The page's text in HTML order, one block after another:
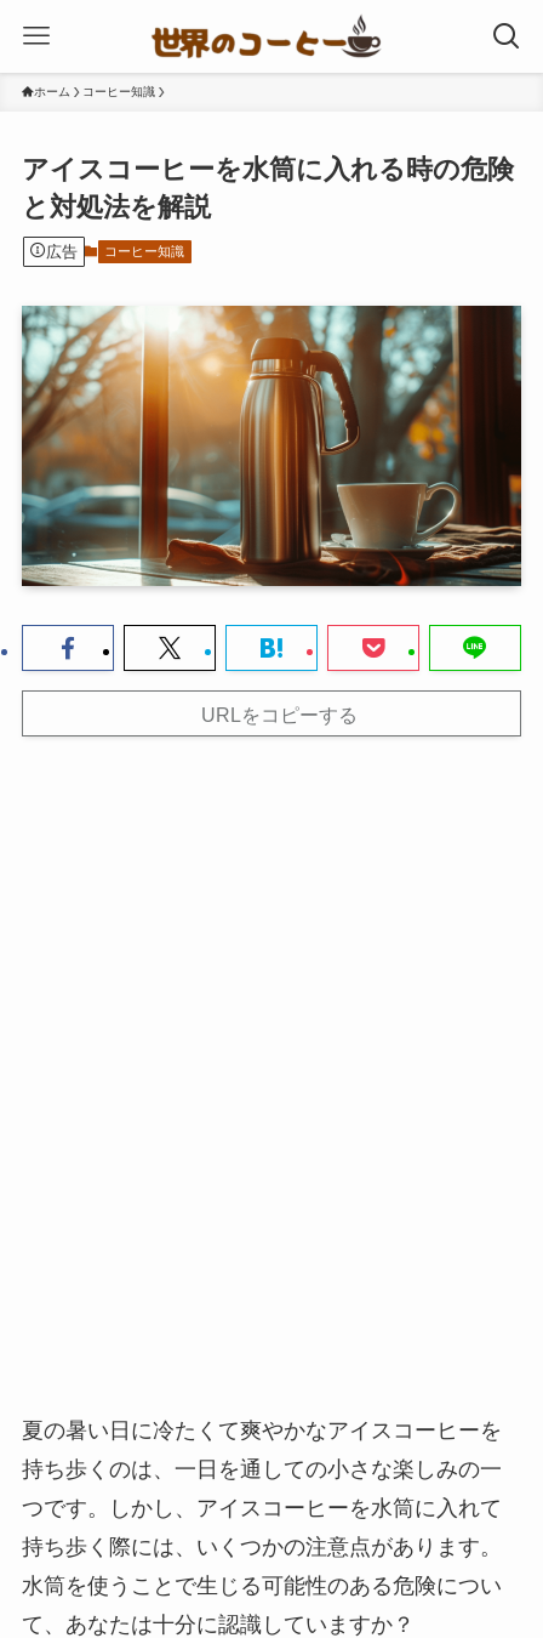
ホーム コーヒー知識
アイスコーヒーを水筒に入れる時の危険
と対処法を解説
広告 コーヒー知識
URLをコピーする
夏の暑い日に冷たくて爽やかなアイスコーヒーを
持ち歩くのは、一日を通しての小さな楽しみの一
つです。しかし、アイスコーヒーを水筒に入れて
持ち歩く際には、いくつかの注意点があります。
水筒を使うことで生じる可能性のある危険につい
て、あなたは十分に認識していますか？